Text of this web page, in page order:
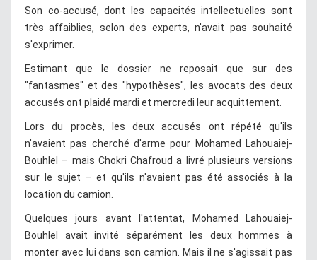
Son co-accusé, dont les capacités intellectuelles sont
très affaiblies, selon des experts, n'avait pas souhaité
s'exprimer.
Estimant que le dossier ne reposait que sur des
"fantasmes" et des "hypothèses", les avocats des deux
accusés ont plaidé mardi et mercredi leur acquittement.
Lors du procès, les deux accusés ont répété qu'ils
n'avaient pas cherché d'arme pour Mohamed Lahouaiej-
Bouhlel – mais Chokri Chafroud a livré plusieurs versions
sur le sujet – et qu'ils n'avaient pas été associés à la
location du camion.
Quelques jours avant l'attentat, Mohamed Lahouaiej-
Bouhlel avait invité séparément les deux hommes à
monter avec lui dans son camion. Mais il ne s'agissait pas